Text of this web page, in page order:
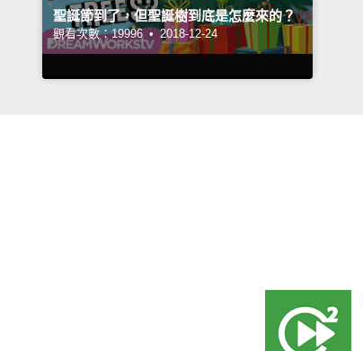
聖誕節到了，但聖誕樹到底是怎麼來的？
觀看次數：19996 • 2018-12-24